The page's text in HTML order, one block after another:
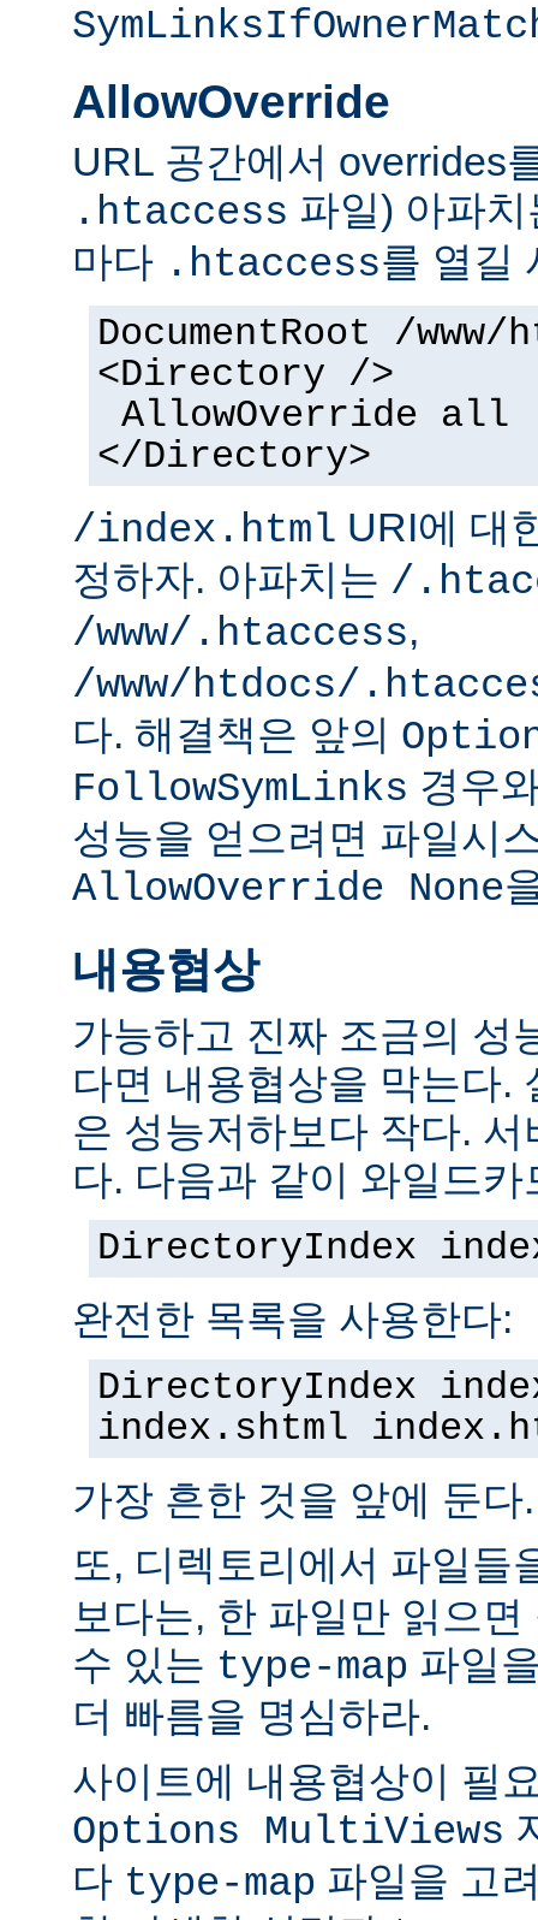
AllowOverride
URL 공간에서 overrides
.htaccess 파일) 아파
마다 .htaccess를 열길
DocumentRoot /www/
<Directory />
AllowOverride all
</Directory>
/index.html URI에 대
정하자. 아파치는 /
/www/.htaccess,
/www/htdocs/
다. 해결책은 앞의
FollowSymLinks 경우
성능을 얻으려면 파일시
AllowOverride None
내용협상
가능하고 진짜 조금의 성
다면 내용협상을 막는다.
은 성능저하보다 작다.
다. 다음과 같이 와일드
DirectoryIndex
완전한 목록을 사용한다:
DirectoryIndex
index.shtml
가장 흔한 것을 앞에 둔다.
또, 디렉토리에서 파일들
보다는, 한 파일만 읽으
수 있는 type-map 파일
더 빠름을 명심하라.
사이트에 내용협상이 필
Options MultiViews
다 type-map 파일을 고